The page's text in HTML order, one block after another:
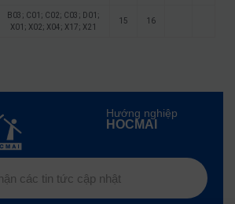
B03; C01; C02; C03; D01;
X01; X02; X04; X17; X21
15 16
Hướng nghiệp
HOCMAI